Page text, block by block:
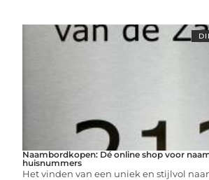
Naambordkopen: Dé online shop voor
huisnummers
Het vinden van een uniek en stijlvol